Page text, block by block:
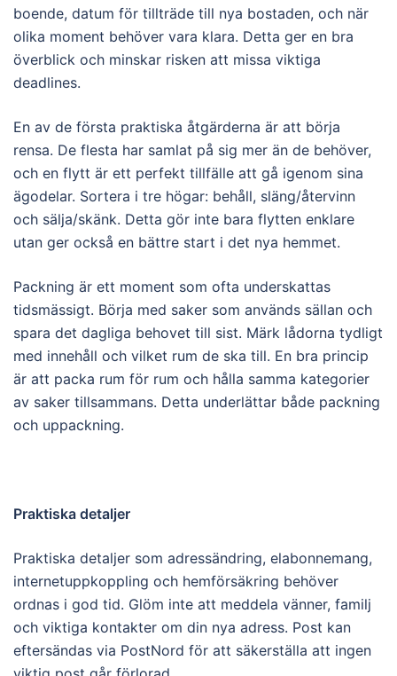
boende, datum för tillträde till nya bostaden, och när
olika moment behöver vara klara. Detta ger en bra
överblick och minskar risken att missa viktiga
deadlines.
En av de första praktiska åtgärderna är att börja
rensa. De flesta har samlat på sig mer än de behöver,
och en flytt är ett perfekt tillfälle att gå igenom sina
ägodelar. Sortera i tre högar: behåll, släng/återvinn
och sälja/skänk. Detta gör inte bara flytten enklare
utan ger också en bättre start i det nya hemmet.
Packning är ett moment som ofta underskattas
tidsmässigt. Börja med saker som används sällan och
spara det dagliga behovet till sist. Märk lådorna tydligt
med innehåll och vilket rum de ska till. En bra princip
är att packa rum för rum och hålla samma kategorier
av saker tillsammans. Detta underlättar både packning
och uppackning.
Praktiska detaljer
Praktiska detaljer som adressändring, elabonnemang,
internetuppkoppling och hemförsäkring behöver
ordnas i god tid. Glöm inte att meddela vänner, familj
och viktiga kontakter om din nya adress. Post kan
eftersändas via PostNord för att säkerställa att ingen